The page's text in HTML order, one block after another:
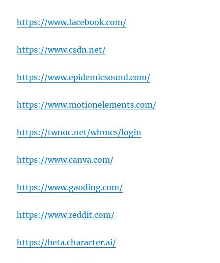
https://www.facebook.com/
https://www.csdn.net/
https://www.epidemicsound.com/
https://www.motionelements.com/
https://twnoc.net/whmcs/login
https://www.canva.com/
https://www.gaoding.com/
https://www.reddit.com/
https://beta.character.ai/